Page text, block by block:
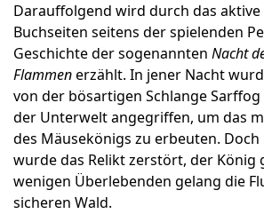
Darauffolgend wird durch das
Buchseiten seitens der spielenden
Geschichte der sogenannten Nacht
Flammenerzählt. In jener Nacht
von der bösartigen Schlange
der Unterwelt angegriffen, um das
des Mäusekönigs zu erbeuten.
wurde das Relikt zerstört, der
wenigen Überlebenden gelang die
sicheren Wald.